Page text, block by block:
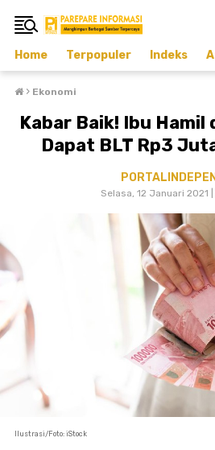
Home Terpopuler Indeks
› Ekonomi
Kabar Baik! Ibu Hamil
Dapat BLT Rp3
Selasa, 12 Januari 2021 |
Ilustrasi/Foto: iStock